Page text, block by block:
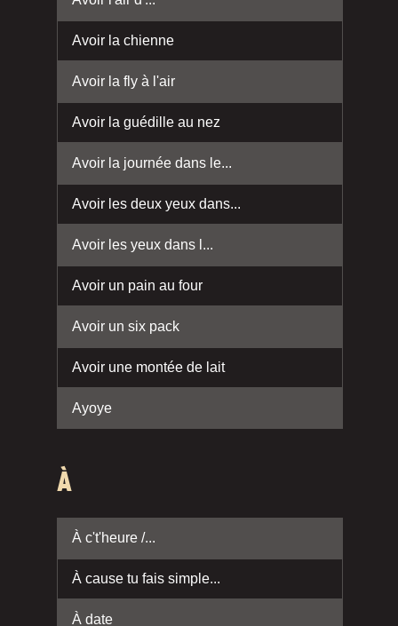
Avoir la chienne
Avoir la fly à l'air
Avoir la guédille au nez
Avoir la journée dans le...
Avoir les deux yeux dans...
Avoir les yeux dans l...
Avoir un pain au four
Avoir un six pack
Avoir une montée de lait
Ayoye
À
À c't'heure /...
À cause tu fais simple...
À date